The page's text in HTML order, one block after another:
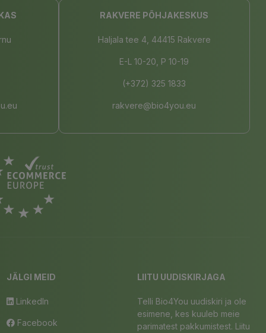
RAKVERE PÕHJAKESKUS
Haljala tee 4, 44415 Rakvere
E-L 10-20, P 10-19
(+372) 325 1833
rakvere@bio4you.eu
JÄLGI MEID
LinkedIn
Facebook
LIITU UUDISKIRJAGA
Telli Bio4You uudiskiri ja ole
esimene, kes kuuleb meie
parimatest pakkumistest. Liitu